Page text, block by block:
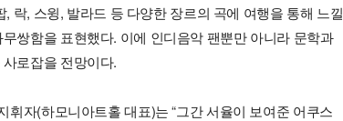
락, 스윙, 발라드 등 다양한 장르의 곡에 여행을 통해 느낄
쌍함을 표현했다. 이에 인디음악 팬뿐만 아니라 문학과
로잡을 전망이다.
휘자(하모니아트홀 대표)는 “그간 서율이 보여준 어쿠스